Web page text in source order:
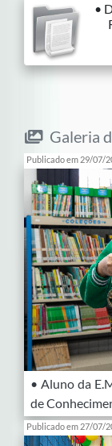
•
Galeria
• Aluno da
de
Publicado em 29/07/
Publicado em 27/07/